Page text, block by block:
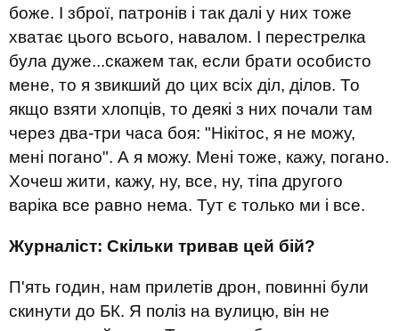
боже. І зброї, патронів і так далі у них тоже
хватає цього всього, навалом. І перестрелка
була дуже...скажем так, если брати особисто
мене, то я звикший до цих всіх діл, ділов. То
якщо взяти хлопців, то деякі з них почали там
через два-три часа боя: "Нікітос, я не можу,
мені погано". А я можу. Мені тоже, кажу, погано.
Хочеш жити, кажу, ну, все, ну, тіпа другого
варіка все равно нема. Тут є только ми і все.
Журналіст: Скільки тривав цей бій?
П'ять годин, нам прилетів дрон, повинні були
скинути до БК. Я поліз на вулицю, він не